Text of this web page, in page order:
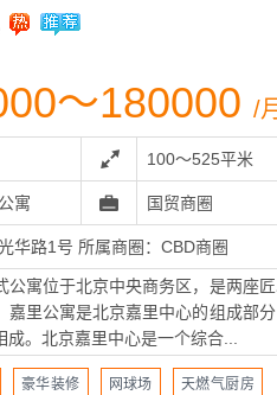
～180000 /
100～525平米
寓 国贸商圈
华路1号 所属商圈：CBD商圈
公寓位于北京中央商务区，是两座
嘉里公寓是北京嘉里中心的组成部
成。北京嘉里中心是一个综合...
豪华装修 网球场 天燃气厨房